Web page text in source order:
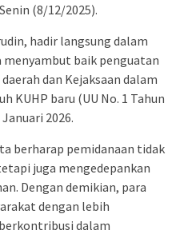
(8/12/2025).
hadir langsung dalam
baik penguatan
dan Kejaksaan dalam
KUHP baru (UU No. 1 Tahun
2026.
berharap pemidanaan tidak
juga mengedepankan
Dengan demikian, para
dengan lebih
dalam